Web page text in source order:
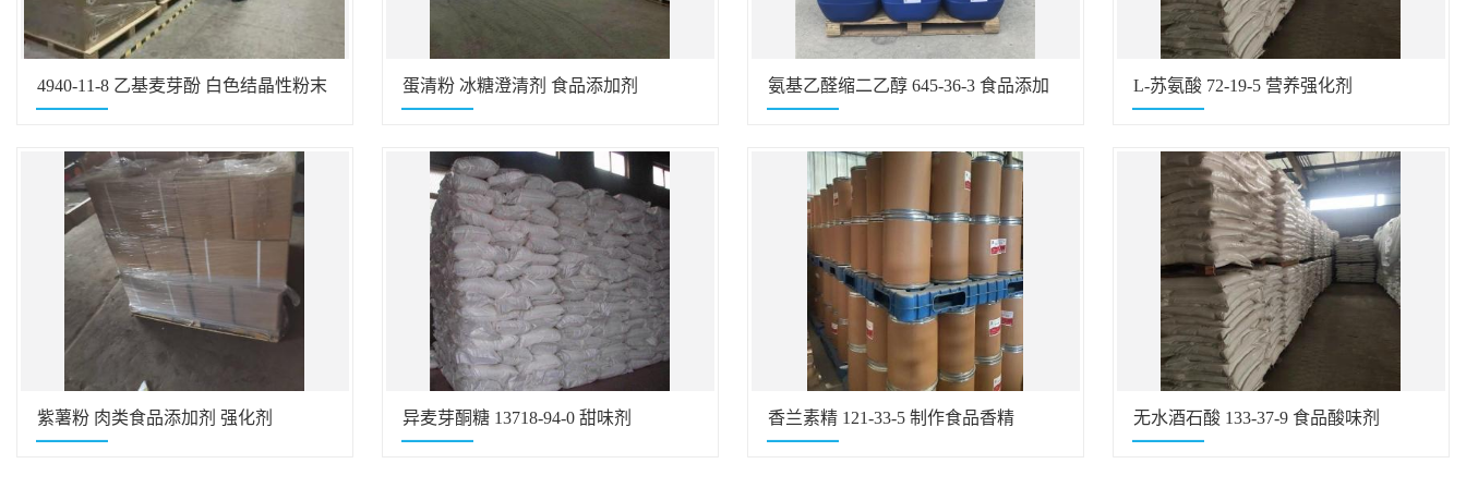
4940-11-8 乙基麦芽酚 白色结晶性粉末
蛋清粉 冰糖澄清剂 食品添加剂 氨基乙醛缩二乙醇 645-36-3 食品添加 L-苏氨酸 72-19-5 营养强化剂
紫薯粉 肉类食品添加剂 强化剂 异麦芽酮糖 13718-94-0 甜味剂 香兰素精 121-33-5 制作食品香精 无水酒石酸 133-37-9 食品酸味剂